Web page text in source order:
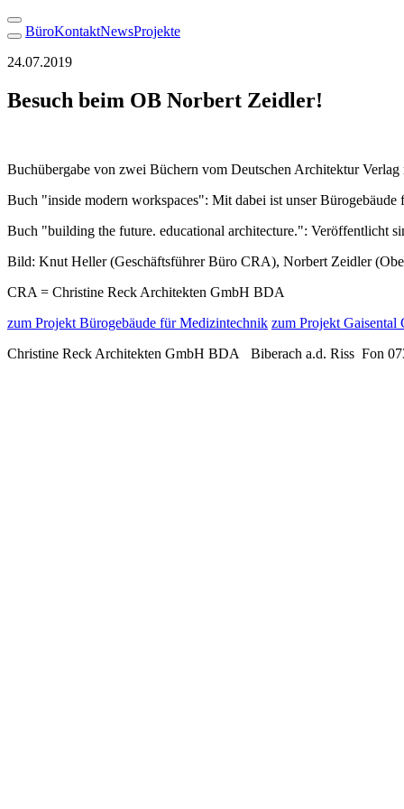
BüroKontaktNewsProjekte
24.07.2019
Besuch beim OB Norbert Zeidler!
Buchübergabe von zwei Büchern vom Deutschen Architektur
Buch "inside modern workspaces": Mit dabei ist unser
Buch "building the future. educational architecture.": Veröffentlicht
Bild: Knut Heller (Geschäftsführer Büro CRA), Norbert Zeidler
CRA = Christine Reck Architekten GmbH BDA
zum Projekt Bürogebäude für Medizintechnik zum Projekt Gaisental
Christine Reck Architekten GmbH BDA Biberach a.d. Riss Fon